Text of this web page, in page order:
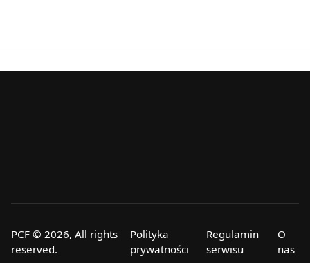
PCF © 2026, All rights
reserved.
Polityka
prywatności
Regulamin
serwisu
O
nas